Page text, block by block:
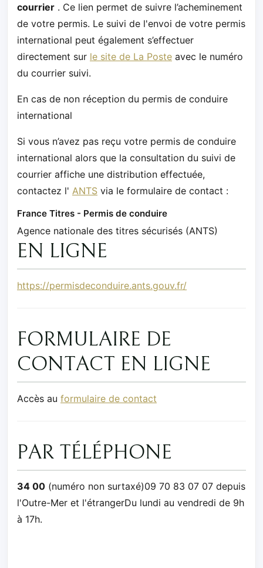
courrier . Ce lien permet de suivre l’acheminement
de votre permis. Le suivi de l'envoi de votre permis
international peut également s’effectuer
directement sur le site de La Poste avec le numéro
du courrier suivi.
En cas de non réception du permis de conduire
international
Si vous n’avez pas reçu votre permis de conduire
international alors que la consultation du suivi de
courrier affiche une distribution effectuée,
contactez l' ANTS via le formulaire de contact :
France Titres - Permis de conduire
Agence nationale des titres sécurisés (ANTS)
EN LIGNE
https://permisdeconduire.ants.gouv.fr/
FORMULAIRE DE
CONTACT EN LIGNE
Accès au formulaire de contact
PAR TÉLÉPHONE
34 00 (numéro non surtaxé)09 70 83 07 07 depuis
l'Outre-Mer et l'étrangerDu lundi au vendredi de 9h
à 17h.